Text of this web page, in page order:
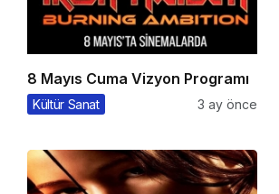
8 Mayıs Cuma Vizyon Programı
Kültür Sanat 3 ay önce